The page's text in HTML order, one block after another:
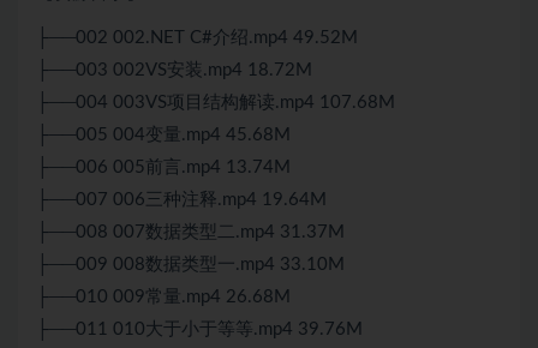
├──002 002.NET C#介绍.mp4 49.52M
├──003 002VS安装.mp4 18.72M
├──004 003VS项目结构解读.mp4 107.68M
├──005 004变量.mp4 45.68M
├──006 005前言.mp4 13.74M
├──007 006三种注释.mp4 19.64M
├──008 007数据类型二.mp4 31.37M
├──009 008数据类型一.mp4 33.10M
├──010 009常量.mp4 26.68M
├──011 010大于小于等等.mp4 39.76M